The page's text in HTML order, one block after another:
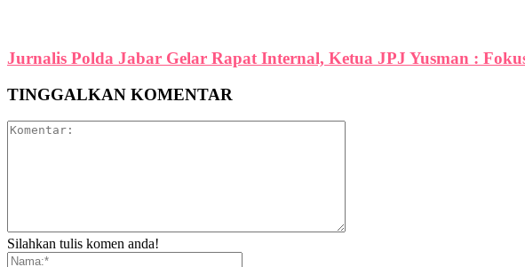
Jurnalis Polda Jabar Gelar Rapat Internal, Ketua JPJ Yusman :
TINGGALKAN KOMENTAR
Silahkan tulis komen anda!